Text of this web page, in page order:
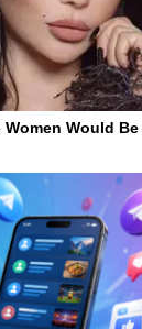
Would Be